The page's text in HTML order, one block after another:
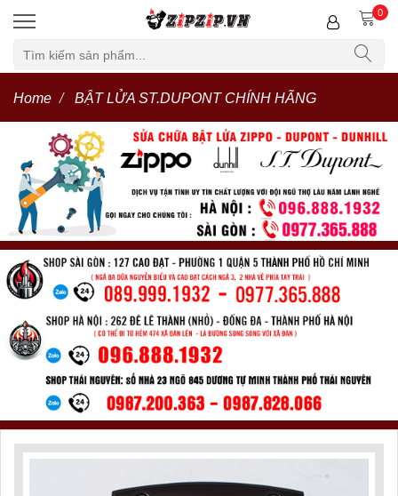
0
Home BẬT LỬA ST.DUPONT CHÍNH HÃNG